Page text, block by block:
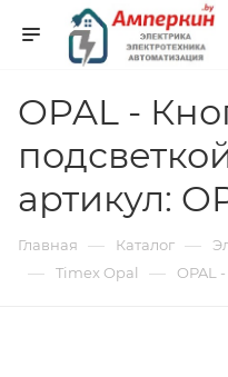
OPAL -
артикул:
Главная — Каталог —
— Timex Opal — OPAL